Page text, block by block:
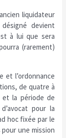
liquidateur
devient
à lui que sera
(rarement)
et l’ordonnance
de quatre à
la période de
pour la
hoc fixée par le
une mission